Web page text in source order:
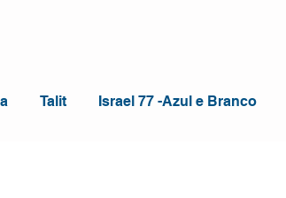
Talit Israel 77 -Azul e Branco